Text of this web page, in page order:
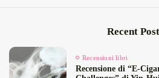
Recent
Recensioni libri
Recensione di